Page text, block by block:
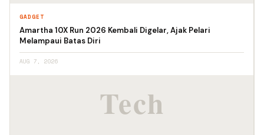
GADGET
Amartha 10X Run 2026 Kembali Digelar, Ajak Pelari
Melampaui Batas Diri
AUG 7, 2026